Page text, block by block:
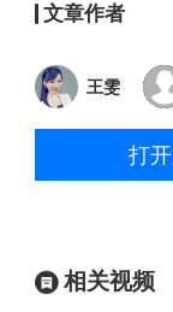
文章作者
王雯
打
相关视频